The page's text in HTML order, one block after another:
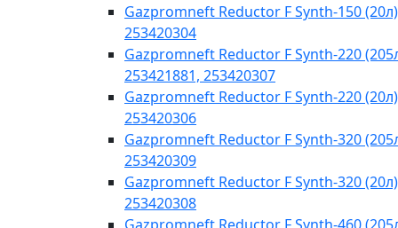
Gazpromneft Reductor F Synth-150 (20л)
253420304
Gazpromneft Reductor F Synth-220
253421881, 253420307
Gazpromneft Reductor F Synth-220 (20л)
253420306
Gazpromneft Reductor F Synth-320
253420309
Gazpromneft Reductor F Synth-320 (20л)
253420308